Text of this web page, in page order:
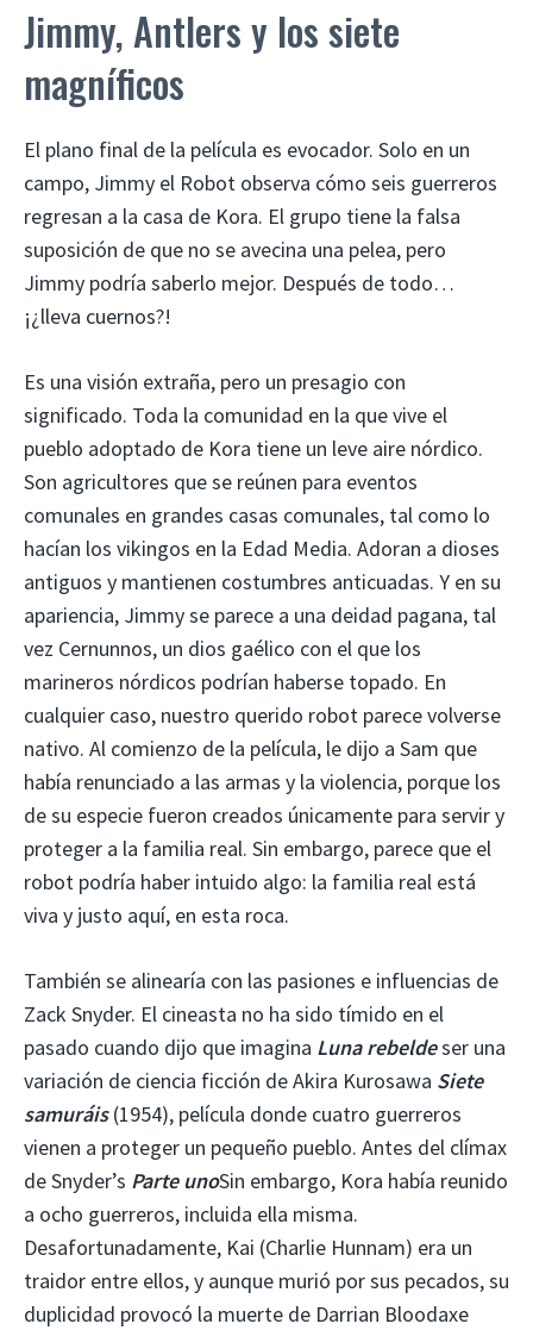
Jimmy, Antlers y los siete
magníficos
El plano final de la película es evocador. Solo en un
campo, Jimmy el Robot observa cómo seis guerreros
regresan a la casa de Kora. El grupo tiene la falsa
suposición de que no se avecina una pelea, pero
Jimmy podría saberlo mejor. Después de todo…
¡¿lleva cuernos?!
Es una visión extraña, pero un presagio con
significado. Toda la comunidad en la que vive el
pueblo adoptado de Kora tiene un leve aire nórdico.
Son agricultores que se reúnen para eventos
comunales en grandes casas comunales, tal como lo
hacían los vikingos en la Edad Media. Adoran a dioses
antiguos y mantienen costumbres anticuadas. Y en su
apariencia, Jimmy se parece a una deidad pagana, tal
vez Cernunnos, un dios gaélico con el que los
marineros nórdicos podrían haberse topado. En
cualquier caso, nuestro querido robot parece volverse
nativo. Al comienzo de la película, le dijo a Sam que
había renunciado a las armas y la violencia, porque los
de su especie fueron creados únicamente para servir y
proteger a la familia real. Sin embargo, parece que el
robot podría haber intuido algo: la familia real está
viva y justo aquí, en esta roca.
También se alinearía con las pasiones e influencias de
Zack Snyder. El cineasta no ha sido tímido en el
pasado cuando dijo que imagina Luna rebeldeser una
variación de ciencia ficción de Akira Kurosawa Siete
samuráis(1954), película donde cuatro guerreros
vienen a proteger un pequeño pueblo. Antes del clímax
de Snyder’s Parte unoSin embargo, Kora había reunido
a ocho guerreros, incluida ella misma.
Desafortunadamente, Kai (Charlie Hunnam) era un
traidor entre ellos, y aunque murió por sus pecados, su
duplicidad provocó la muerte de Darrian Bloodaxe